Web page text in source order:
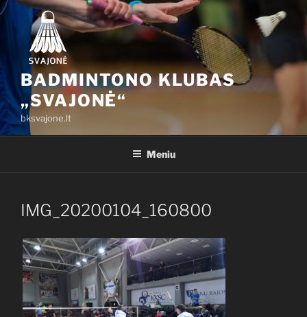
Eiti
prie
turinio
BADMINTONO KLUBAS
„SVAJONĖ“
bksvajone.lt
Meniu
IMG_20200104_160800